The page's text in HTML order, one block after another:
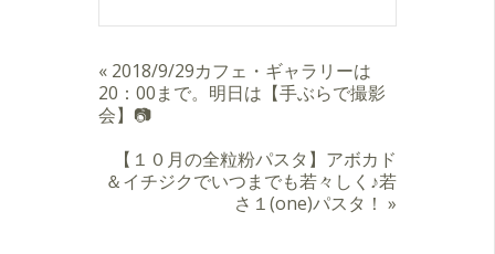
« 2018/9/29カフェ・ギャラリーは
20：00まで。明日は【手ぶらで撮影
会】📷
【１０月の全粒粉パスタ】アボカド
＆イチジクでいつまでも若々しく♪若
さ１(one)パスタ！ »